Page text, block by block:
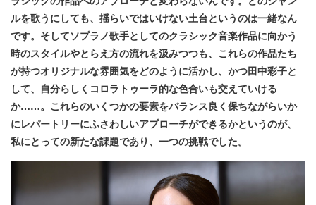
ルを歌うにしても、揺らいではいけない土台というのは一緒なん
です。そしてソプラノ歌手としてのクラシック音楽作品に向かう
時のスタイルやとらえ方の流れを汲みつつも、これらの作品たち
が持つオリジナルな雰囲気をどのように活かし、かつ田中彩子と
して、自分らしくコロラトゥーラ的な色合いも交えていける
か……。これらのいくつかの要素をバランス良く保ちながらいか
にレパートリーにふさわしいアプローチができるかというのが、
私にとっての新たな課題であり、一つの挑戦でした。